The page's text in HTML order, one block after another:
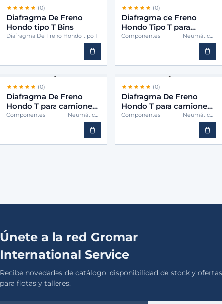
(0)
Diafragma De Freno
Hondo tipo T Bins
Diafragma De Freno Hondo tipo T
(0)
Diafragma de Freno
Hondo Tipo T para
Camiones – BINS
Componentes Neumáticos
(0)
Diafragma De Freno
Hondo T para camiones
-BINS TWH24
Componentes Neumáticos
(0)
Diafragma De Freno
Hondo T para camiones
-BINS TWH30
Componentes Neumáticos
Únete a la red Gromar
International Service
Recibe novedades de catálogo, disponibilidad de stock y ofertas
para flotas y talleres.